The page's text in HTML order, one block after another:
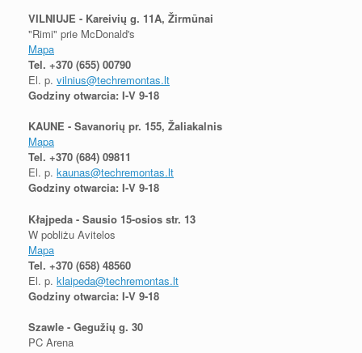
VILNIUJE - Kareivių g. 11A, Žirmūnai
"Rimi" prie McDonald's
Mapa
Tel. +370 (655) 00790
El. p. vilnius@techremontas.lt
Godziny otwarcia: I-V 9-18
KAUNE - Savanorių pr. 155, Žaliakalnis
Mapa
Tel. +370 (684) 09811
El. p. kaunas@techremontas.lt
Godziny otwarcia: I-V 9-18
Kłajpeda - Sausio 15-osios str. 13
W pobliżu Avitelos
Mapa
Tel. +370 (658) 48560
El. p. klaipeda@techremontas.lt
Godziny otwarcia: I-V 9-18
Szawle - Gegužių g. 30
PC Arena